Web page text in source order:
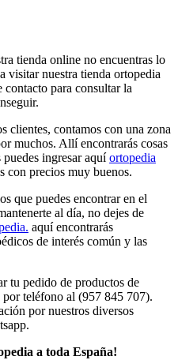
tienda online no encuentras lo
visitar nuestra tienda ortopedia
para consultar la
clientes, contamos con una zona
muchos. Allí encontrarás cosas
puedes ingresar aquíortopedia
con precios muy buenos.
que puedes encontrar en el
al día, no dejes de
aquí encontrarás
de interés común y las
tu pedido de productos de
teléfono al (957 845 707).
por nuestros diversos
a toda España!